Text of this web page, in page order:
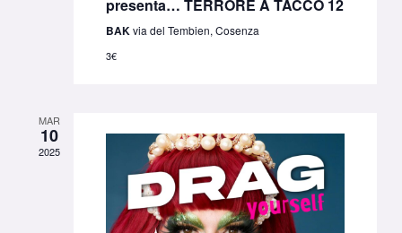
presenta… TERRORE A TACCO 12
BAKvia del Tembien, Cosenza
3€
MAR
10
2025